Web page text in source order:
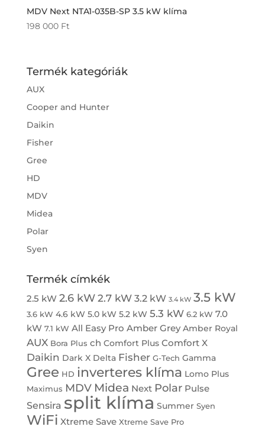
MDV Next NTA1-035B-SP 3.5 kW klíma
198 000 Ft
Termék kategóriák
AUX
Cooper and Hunter
Daikin
Fisher
Gree
HD
MDV
Midea
Polar
Syen
Termék címkék
2.5 kW 2.6 kW 2.7 kW 3.2 kW 3.4 kW 3.5 kW
3.6 kW 4.6 kW 5.0 kW 5.2 kW 5.3 kW 6.2 kW 7.0
kW 7.1 kW All Easy Pro Amber Grey Amber Royal
AUX Bora Plus ch Comfort Plus Comfort X
Daikin Dark X Delta Fisher G-Tech Gamma
Gree HD inverteres klíma Lomo Plus
Maximus MDV Midea Next Polar Pulse
Sensira split klíma Summer Syen
WiFi Xtreme Save Xtreme Save Pro